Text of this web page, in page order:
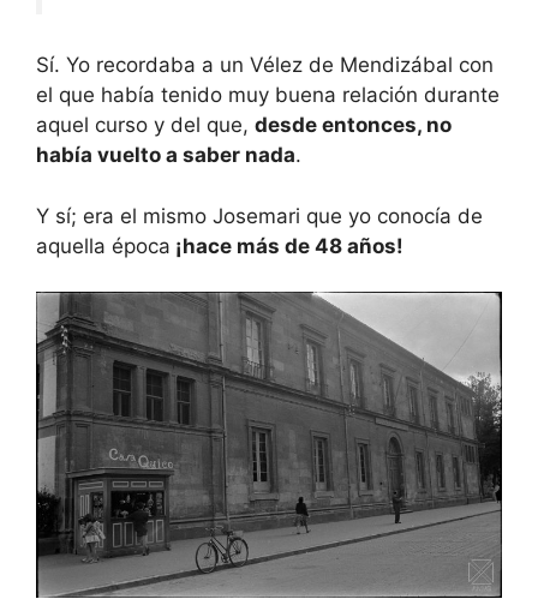
Sí. Yo recordaba a un Vélez de Mendizábal con
el que había tenido muy buena relación durante
aquel curso y del que, desde entonces, no
había vuelto a saber nada.
Y sí; era el mismo Josemari que yo conocía de
aquella época ¡hace más de 48 años!